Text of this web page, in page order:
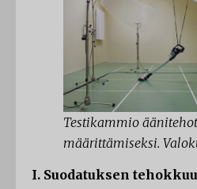
Testikammio
määrittämiseksi.
I. Suodatuksen